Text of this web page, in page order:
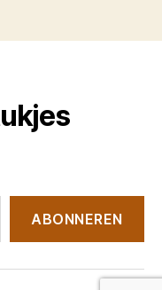
ABONNEREN